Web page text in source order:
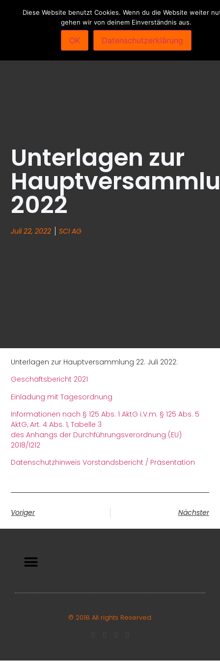
Unterlagen zur
2022
Juli 22, 2022 SCI AG
Unterlagen zur Hauptversammlung 22. Juli 2022:
Geschäftsbericht 2021
Einladung mit Tagesordnung
Informationen nach § 125 Abs. 1 AktG i.V.m. § 125 Abs. 5
AktG, Art. 4 Abs. 1, Tabelle 3
des Anhangs der Durchführungsverordnung (EU)
2018/1212
Datenschutzhinweis Vorstandsbericht / Präsentation
Voriger Nächster
© 2018 All rights Reserved.
Diese Website benutzt Cookies. Wenn du die Website weiter
gehen wir von deinem Einverständnis aus.
OK Datenschutzerklärung